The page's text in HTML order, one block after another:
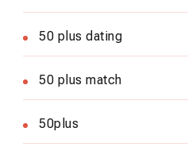
50 plus dating
50 plus match
50plus